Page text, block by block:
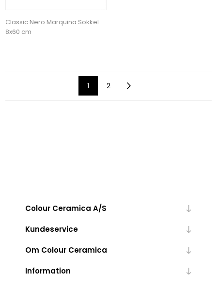
Classic Nero Marquina Sokkel
8x60 cm
1 2
Colour Ceramica A/S
Kundeservice
Om Colour Ceramica
Information